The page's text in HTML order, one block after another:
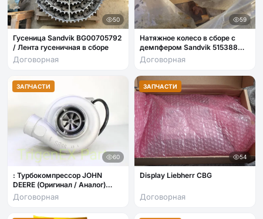
50
Гусеница Sandvik BG00705792
/ Лента гусеничная в сборе
Договорная
59
Натяжное колесо в сборе с
демпфером Sandvik 515388
(для буровых установок / ПДМ
Договорная
ЗАПЧАСТИ
60
: Турбокомпрессор JOHN
DEERE (Оригинал / Аналог)
Артикул: SE502420
Договорная
ЗАПЧАСТИ
54
Display Liebherr CBG
Договорная